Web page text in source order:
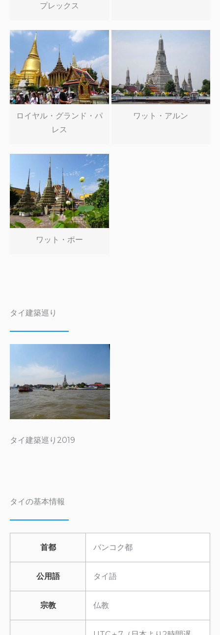
プレックス
ロイヤル・グランド・パ
レス
ワット・アルン
ワット・ポー
タイ建築巡り
タイ建築巡り2019
タイの基本情報
首都 バンコク都
公用語 タイ語
宗教 仏教